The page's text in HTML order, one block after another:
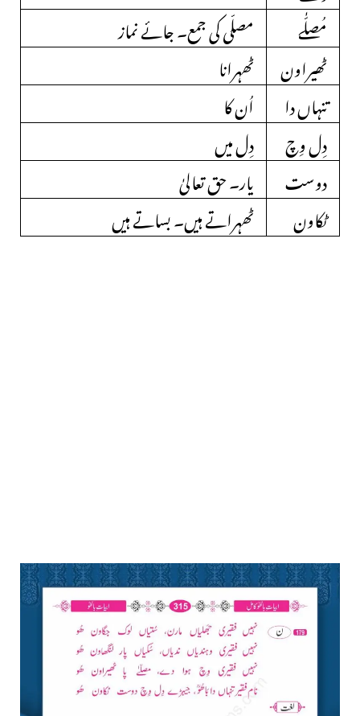
مُصلّٰے
مصلّی کی جمع۔ جائے نماز
ٹھیراون
ٹھہرانا
تنہاں دا
اُن کا
دِل وِچ
دِل میں
دوست
یار۔ حق تعالیٰ
ٹکاون
ٹھہراتے ہیں۔ بساتے ہیں